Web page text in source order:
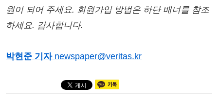
원이 되어 주세요. 회원가입 방법은 하단 배너를 참조
하세요. 감사합니다.
박현준 기자 newspaper@veritas.kr